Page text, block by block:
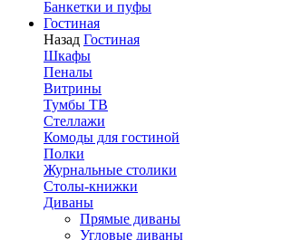
Банкетки и пуфы
Гостиная
Назад Гостиная
Шкафы
Пеналы
Витрины
Тумбы ТВ
Стеллажи
Комоды для гостиной
Полки
Журнальные столики
Столы-книжки
Диваны
Прямые диваны
Угловые диваны